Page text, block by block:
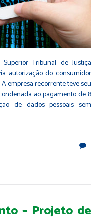
Tribunal de Justiça
autorização do consumidor
empresa recorrente teve seu
ao pagamento de 8
de dados pessoais sem
– Projeto de